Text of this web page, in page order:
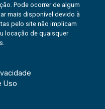
Pode ocorrer de algum
mais disponível devido à
pelo site não implicam
locação de quaisquer
Uso